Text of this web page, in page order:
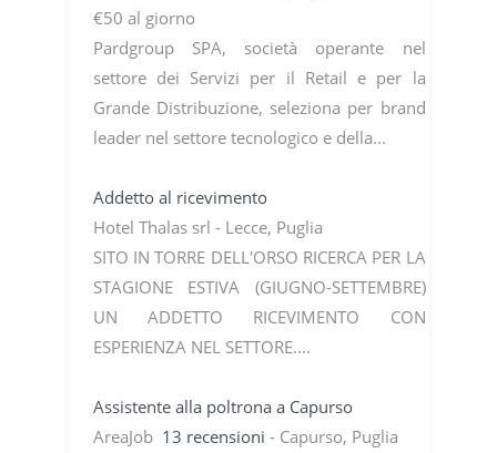
€50 al giorno
Pardgroup SPA, società operante nel
settore dei Servizi per il Retail e per la
Grande Distribuzione, seleziona per brand
leader nel settore tecnologico e della...
Addetto al ricevimento
Hotel Thalas srl - Lecce, Puglia
SITO IN TORRE DELL'ORSO RICERCA PER LA
STAGIONE ESTIVA (GIUGNO-SETTEMBRE)
UN ADDETTO RICEVIMENTO CON
ESPERIENZA NEL SETTORE....
Assistente alla poltrona a Capurso
AreaJob 13 recensioni - Capurso, Puglia